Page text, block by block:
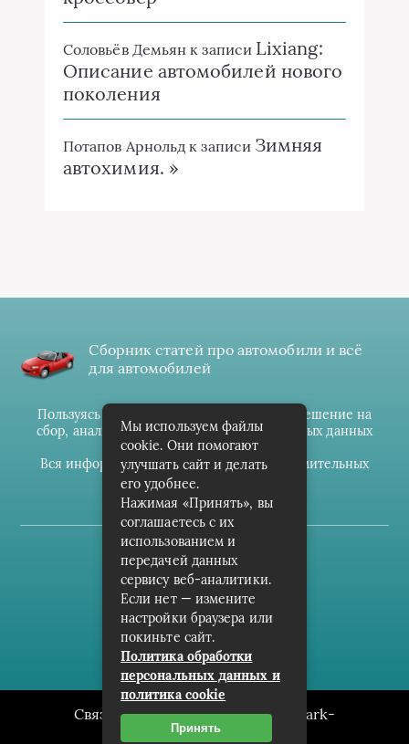
Соловьёв Демьян к записи Lixiang:
Описание автомобилей нового
поколения
Потапов Арнольд к записи Зимняя
автохимия. »
Сборник статей про автомобили и всё
для автомобилей
Пользуясь данным ресурсом вы даёте разрешение на
сбор, анализ и хранение своих персональных данных
согласноПравилам
Вся информация предоставлена в ознакомительных
целях.
(c) cpark-avto.ru
Карта сайта
О проекте
Архив
Связаться с редакцией сайта: cpark-
avto.ru@mailwebsite.ru
Мы используем файлы
cookie. Они помогают
улучшать сайт и делать
его удобнее.
Нажимая «Принять», вы
соглашаетесь с их
использованием и
передачей данных
сервису веб-аналитики.
Если нет — измените
настройки браузера или
покиньте сайт.
Политика обработки
персональных данных и
политика cookie
Принять